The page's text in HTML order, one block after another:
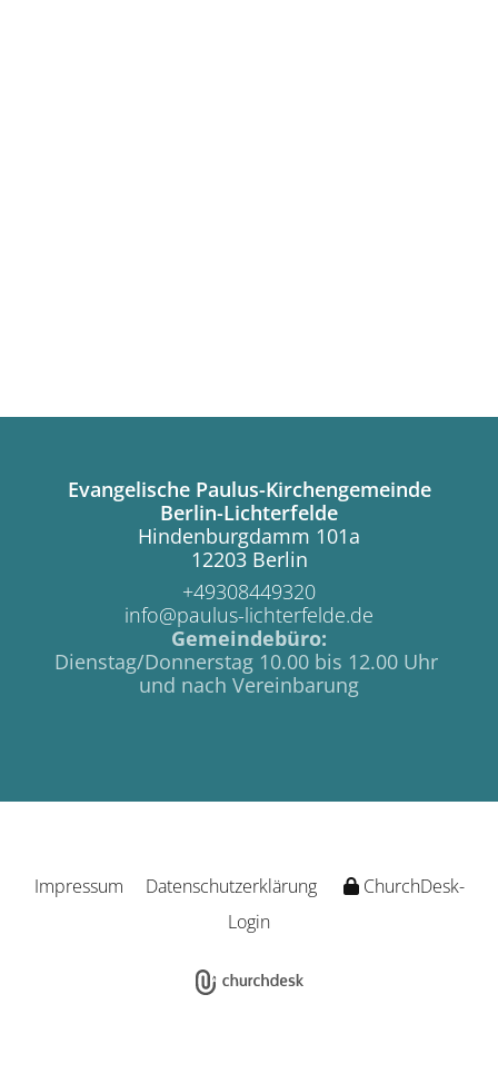
Evangelische Paulus-Kirchengemeinde
Berlin-Lichterfelde
Hindenburgdamm 101a
12203 Berlin
+49308449320
info@paulus-lichterfelde.de
Gemeindebüro:
Dienstag/Donnerstag 10.00 bis 12.00 Uhr
und nach Vereinbarung
Impressum Datenschutzerklärung
ChurchDesk-
Login